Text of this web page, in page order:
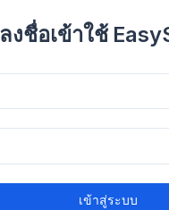
ลงชื่อเข้าใช้
เข้าสู่ระบบ